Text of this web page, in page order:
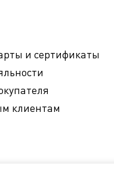
и сертификаты
клиентам